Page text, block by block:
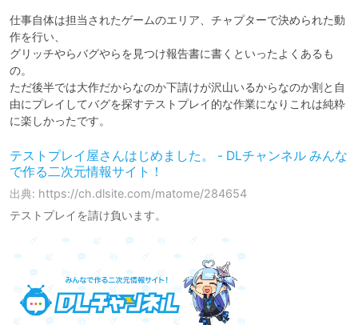
仕事自体は担当されたゲームのエリア、チャプターで決められた動
作を行い、
グリッチやらバグやらを見つけ報告書に書くといったよくあるも
の。
ただ後半では大作だからなのか下請けが沢山いるからなのか割と自
由にプレイしてバグを探すテストプレイ的な作業になりこれは純粋
に楽しかったです。
テストプレイ屋さんはじめました。 - DLチャンネル みんな
で作る二次元情報サイト！
出典: https://ch.dlsite.com/matome/284654
テストプレイを請け負います。